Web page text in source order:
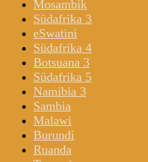
Mosambik
Südafrika 3
eSwatini
Südafrika 4
Botsuana 3
Südafrika 5
Namibia 3
Sambia
Malawi
Burundi
Ruanda